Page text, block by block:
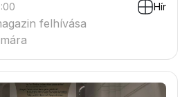
Hír
felhívása